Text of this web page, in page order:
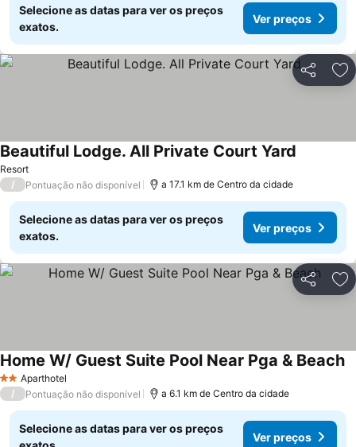
Selecione as datas para ver os preços
exatos.
Ver preços
Partilhar
Resort
Beautiful Lodge. All Private Court Yard
/ Pontuação não disponível a 17.1 km de Centro da cidade
Selecione as datas para ver os preços
exatos.
Ver preços
Partilhar
2 EstrelasAparthotel
Home W/ Guest Suite Pool Near Pga & Beach
/ Pontuação não disponível a 6.1 km de Centro da cidade
Selecione as datas para ver os preços
Ver preços